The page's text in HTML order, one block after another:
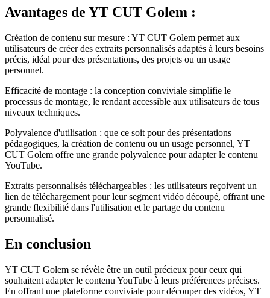
Avantages de YT CUT Golem :
Création de contenu sur mesure : YT CUT Golem permet aux
utilisateurs de créer des extraits personnalisés adaptés à leurs besoins
précis, idéal pour des présentations, des projets ou un usage
personnel.
Efficacité de montage : la conception conviviale simplifie le
processus de montage, le rendant accessible aux utilisateurs de tous
niveaux techniques.
Polyvalence d'utilisation : que ce soit pour des présentations
pédagogiques, la création de contenu ou un usage personnel, YT
CUT Golem offre une grande polyvalence pour adapter le contenu
YouTube.
Extraits personnalisés téléchargeables : les utilisateurs reçoivent un
lien de téléchargement pour leur segment vidéo découpé, offrant une
grande flexibilité dans l'utilisation et le partage du contenu
personnalisé.
En conclusion
YT CUT Golem se révèle être un outil précieux pour ceux qui
souhaitent adapter le contenu YouTube à leurs préférences précises.
En offrant une plateforme conviviale pour découper des vidéos, YT